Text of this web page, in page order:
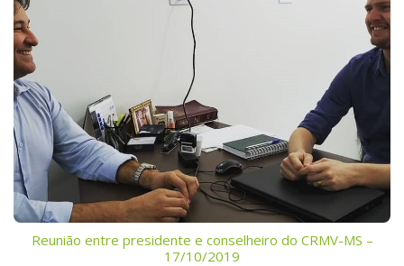
Reunião entre presidente e conselheiro do CRMV-MS –
17/10/2019